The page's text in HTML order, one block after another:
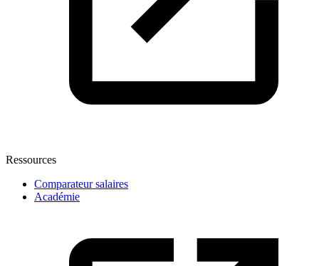
Ressources
Comparateur salaires
Académie